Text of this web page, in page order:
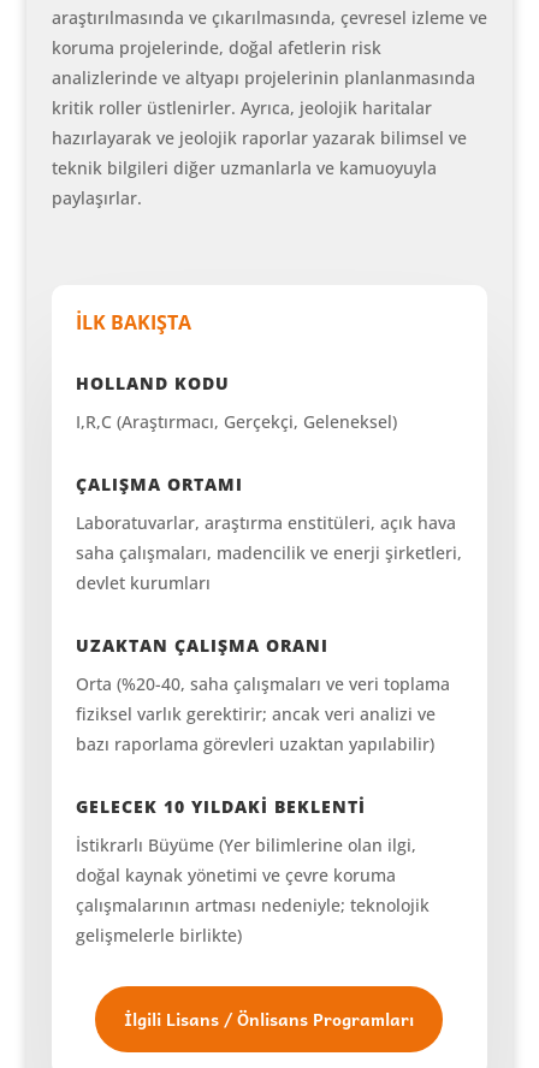
araştırılmasında ve çıkarılmasında, çevresel izleme ve
koruma projelerinde, doğal afetlerin risk
analizlerinde ve altyapı projelerinin planlanmasında
kritik roller üstlenirler. Ayrıca, jeolojik haritalar
hazırlayarak ve jeolojik raporlar yazarak bilimsel ve
teknik bilgileri diğer uzmanlarla ve kamuoyuyla
paylaşırlar.
İLK BAKIŞTA
HOLLAND KODU
I,R,C (Araştırmacı, Gerçekçi, Geleneksel)
ÇALIŞMA ORTAMI
Laboratuvarlar, araştırma enstitüleri, açık hava
saha çalışmaları, madencilik ve enerji şirketleri,
devlet kurumları
UZAKTAN ÇALIŞMA ORANI
Orta (%20-40, saha çalışmaları ve veri toplama
fiziksel varlık gerektirir; ancak veri analizi ve
bazı raporlama görevleri uzaktan yapılabilir)
GELECEK 10 YILDAKİ BEKLENTİ
İstikrarlı Büyüme (Yer bilimlerine olan ilgi,
doğal kaynak yönetimi ve çevre koruma
çalışmalarının artması nedeniyle; teknolojik
gelişmelerle birlikte)
İlgili Lisans / Önlisans Programları